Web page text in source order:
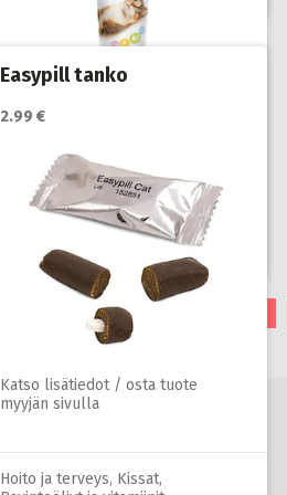
myyjän sivulla
,Kissat,
Ravintoöljyt ja vitamiinit
Easypill tanko
2.99 €
Katso lisätiedot / osta tuote
myyjän sivulla
Hoito ja terveys, Kissat,